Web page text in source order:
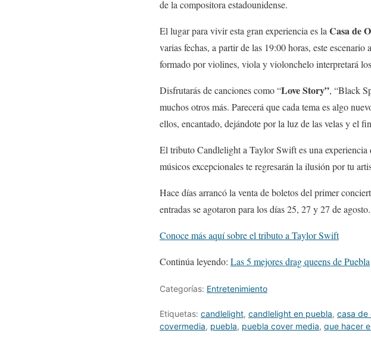
de la compositora estadounidense.
El lugar para vivir esta gran experiencia es la Casa de
varias fechas, a partir de las 19:00 horas, este
formado por violines, viola y violonchelo interpretará
Disfrutarás de canciones como “Love Story”, “Black
muchos otros más. Parecerá que cada tema es algo
ellos, encantado, dejándote por la luz de las velas y el
El tributo Candlelight a Taylor Swift es una
músicos excepcionales te regresarán la ilusión por tu
Hace días arrancó la venta de boletos del primer
entradas se agotaron para los días 25, 27 y 27 de agosto.
Conoce más aquí sobre el tributo a Taylor Swift
Continúa leyendo: Las 5 mejores drag queens de Puebla
Categorías: Entretenimiento
Etiquetas: candlelight, candlelight en puebla, casa de
covermedia, puebla, puebla cover media, que hacer